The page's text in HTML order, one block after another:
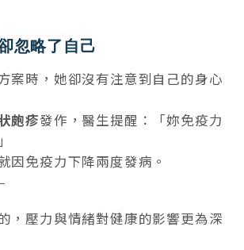
忽略了自己
案時，她卻沒有注意到自己的身心
皰疹發作，醫生提醒：「妳免疫力
因免疫力下降兩度發病。
，壓力與情緒對健康的影響更為深